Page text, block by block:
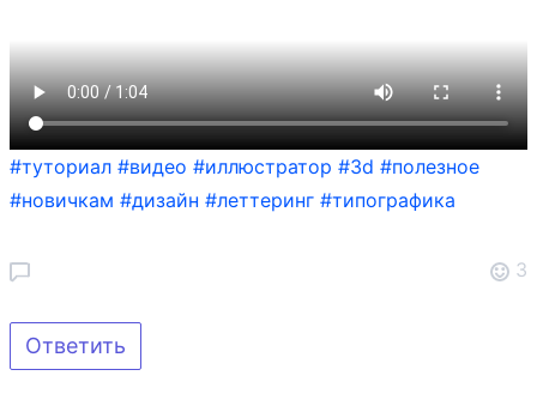
#туториал #видео #иллюстратор #3d #полезное
#новичкам #дизайн #леттеринг #типографика
3
Ответить